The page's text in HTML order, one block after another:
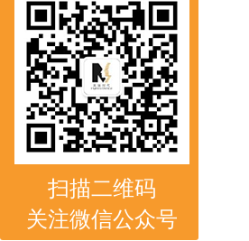
扫描二维码
关注微信公众号